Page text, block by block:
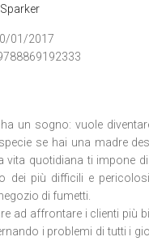
01/2017
un sogno: vuole
se hai una madre
vita quotidiana ti impone
dei più difficili e
di fumetti.
ad affrontare i clienti più
i problemi di tutti i